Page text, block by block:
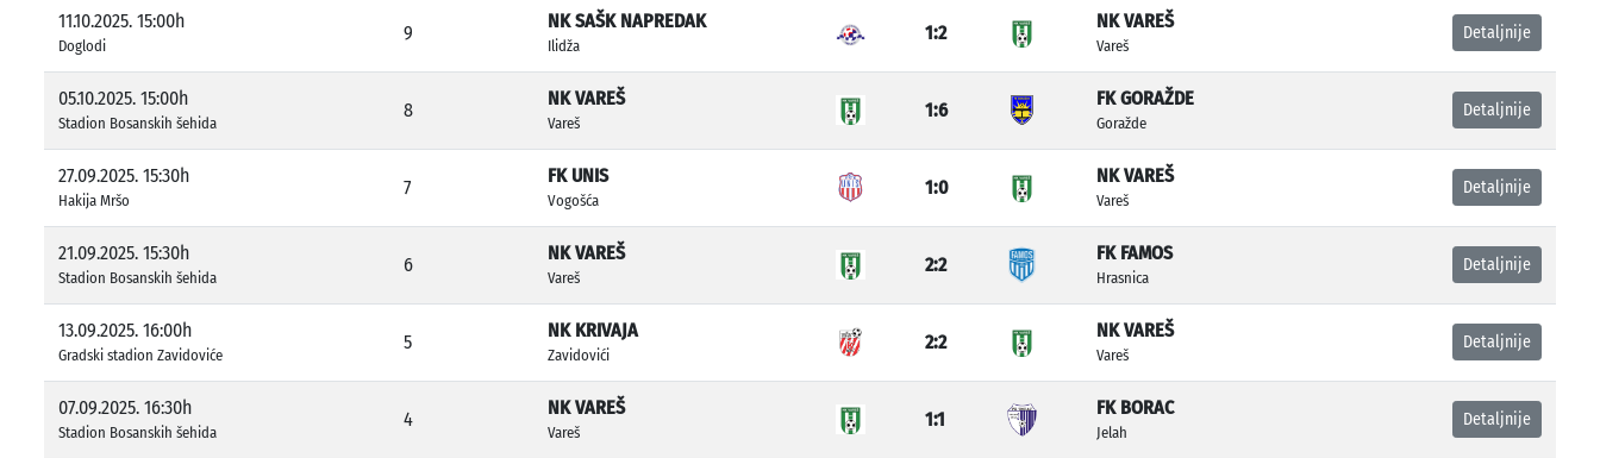
11.10.2025. 15:00h
Doglodi
9
NK SAŠK NAPREDAK
Ilidža
1:2
NK VAREŠ
Vareš
Detaljnije
05.10.2025. 15:00h
Stadion Bosanskih šehida
8
NK VAREŠ
Vareš
1:6
FK GORAŽDE
Goražde
Detaljnije
27.09.2025. 15:30h
Hakija Mršo
7
FK UNIS
Vogošća
1:0
NK VAREŠ
Vareš
Detaljnije
21.09.2025. 15:30h
Stadion Bosanskih šehida
6
NK VAREŠ
Vareš
2:2
FK FAMOS
Hrasnica
Detaljnije
13.09.2025. 16:00h
Gradski stadion Zavidoviće
5
NK KRIVAJA
Zavidovići
2:2
NK VAREŠ
Vareš
Detaljnije
07.09.2025. 16:30h
Stadion Bosanskih šehida
4
NK VAREŠ
Vareš
1:1
FK BORAC
Jelah
Detaljnije